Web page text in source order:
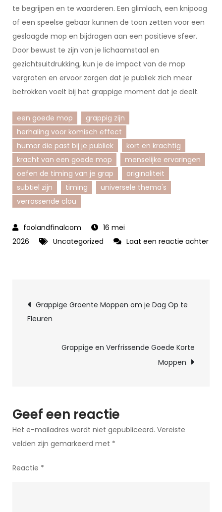
te begrijpen en te waarderen. Een glimlach, een knipoog
of een speelse gebaar kunnen de toon zetten voor een
geslaagde mop en bijdragen aan een positieve sfeer.
Door bewust te zijn van je lichaamstaal en
gezichtsuitdrukking, kun je de impact van de mop
vergroten en ervoor zorgen dat je publiek zich meer
betrokken voelt bij het grappige moment dat je deelt.
een goede mop
grappig zijn
herhaling voor komisch effect
humor die past bij je publiek
kort en krachtig
kracht van een goede mop
menselijke ervaringen
oefen de timing van je grap
originaliteit
subtiel zijn
timing
universele thema's
verrassende clou
16 mei
2026
Uncategorized
Laat een reactie achter
Berichtnavigatie
Grappige Groente Moppen om je Dag Op te
Fleuren
Grappige en Verfrissende Goede Korte
Moppen
Geef een reactie
Het e-mailadres wordt niet gepubliceerd. Vereiste
velden zijn gemarkeerd met *
Reactie *